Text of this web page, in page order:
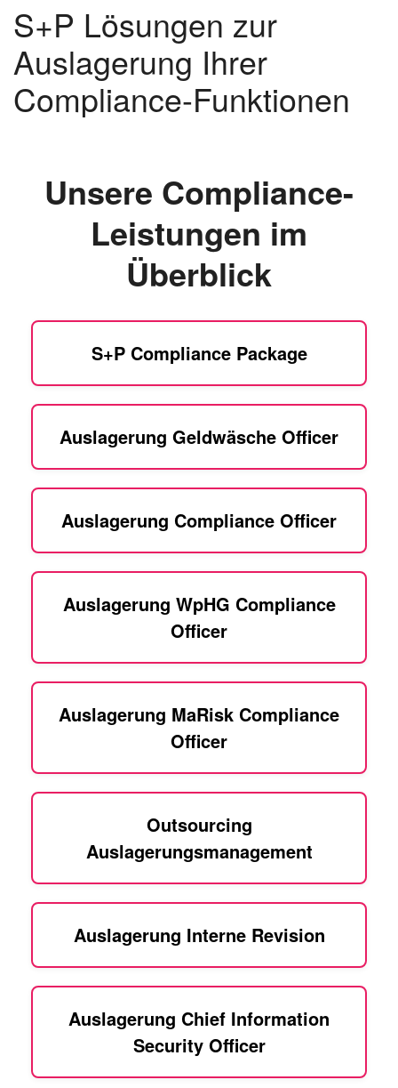
S+P Lösungen zur
Auslagerung Ihrer
Compliance-Funktionen
Unsere Compliance-
Leistungen im
Überblick
S+P Compliance Package
Auslagerung Geldwäsche Officer
Auslagerung Compliance Officer
Auslagerung WpHG Compliance
Officer
Auslagerung MaRisk Compliance
Officer
Outsourcing
Auslagerungsmanagement
Auslagerung Interne Revision
Auslagerung Chief Information
Security Officer